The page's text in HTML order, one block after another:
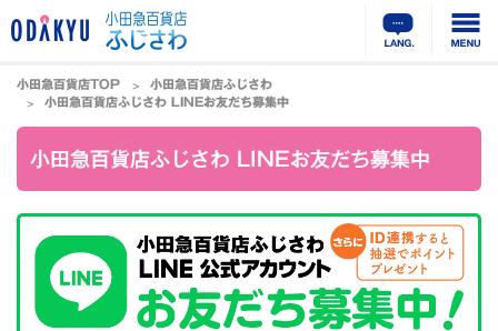
小田急百貨店TOP
小田急百貨店ふじさわ
小田急百貨店ふじさわ LINEお友だち募集中
小田急百貨店ふじさわ LINEお友だち募集中